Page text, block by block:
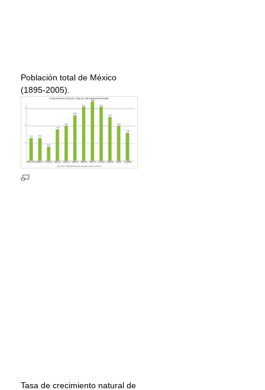
Población total de México
(1895-2005).
Tasa de crecimiento natural de